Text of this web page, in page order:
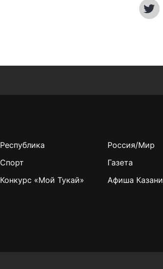
Республика Россия/Мир
Спорт Газета
Конкурс «Мой Тукай» Афиша Казани